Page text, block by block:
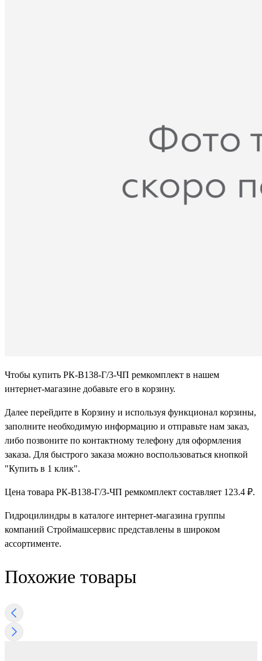
Чтобы купить РК-В138-Г/3-ЧП ремкомплект в нашем
интернет-магазине добавьте его в корзину.
Далее перейдите в Корзину и используя функционал корзины,
заполните необходимую информацию и отправьте нам заказ,
либо позвоните по контактному телефону для оформления
заказа. Для быстрого заказа можно воспользоваться кнопкой
"Купить в 1 клик".
Цена товара РК-В138-Г/3-ЧП ремкомплект составляет 123.4 ₽.
Гидроцилиндры в каталоге интернет-магазина группы
компаний Строймашсервис представлены в широком
ассортименте.
Похожие товары